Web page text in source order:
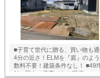
■子育て世代に贈る、買い物も
4分の近さ！ELMを『庭』のよ
数料不要！建築条件なし！ ■49
1km圏内で子育て向き環境♪